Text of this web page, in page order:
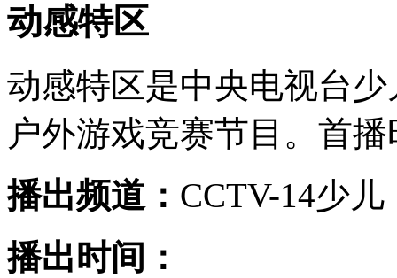
动感特区
动感特区是中央电视台
户外游戏竞赛节目。首
播出频道： CCTV-14少儿
播出时间：